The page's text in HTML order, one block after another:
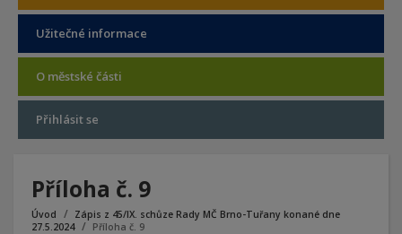
Užitečné informace
O městské části
Přihlásit se
Příloha č. 9
Úvod
Zápis z 45/IX. schůze Rady MČ Brno-Tuřany konané dne
27.5.2024
Příloha č. 9